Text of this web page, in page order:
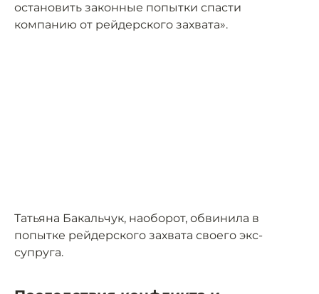
остановить законные попытки спасти
компанию от рейдерского захвата».
Татьяна Бакальчук, наоборот, обвинила в
попытке рейдерского захвата своего экс-
супруга.